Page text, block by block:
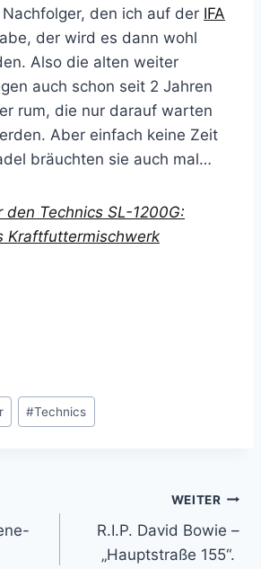
den ich auf der IFA
der wird es dann wohl
Also die alten weiter
auch schon seit 2 Jahren
rum, die nur darauf warten
Aber einfach keine Zeit
bräuchten sie auch mal…
den Technics SL-1200G:
Kraftfuttermischwerk
#Technics
WEITER
R.I.P. David Bowie –
„Hauptstraße 155“.